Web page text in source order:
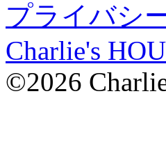
プライバシ
Charlie's
©2026